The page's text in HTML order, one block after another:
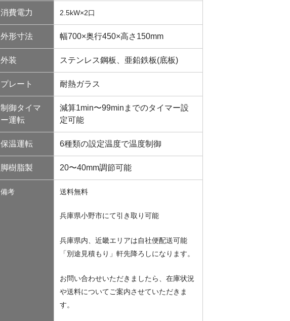
消費電力 2.5kW×2口
外形寸法 幅700×奥行450×高さ150mm
外装 ステンレス鋼板、亜鉛鉄板(底板)
プレート 耐熱ガラス
制御タイマ
ー運転
減算1min〜99minまでのタイマー設
定可能
保温運転 6種類の設定温度で温度制御
脚樹脂製 20〜40mm調節可能
備考 送料無料
兵庫県小野市にて引き取り可能
兵庫県内、近畿エリアは自社便配送可能
「別途見積もり」軒先降ろしになります。
お問い合わせいただきましたら、在庫状況
や送料についてご案内させていただきま
す。